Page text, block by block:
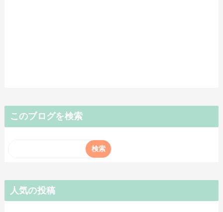
このブログを検索
人気の投稿